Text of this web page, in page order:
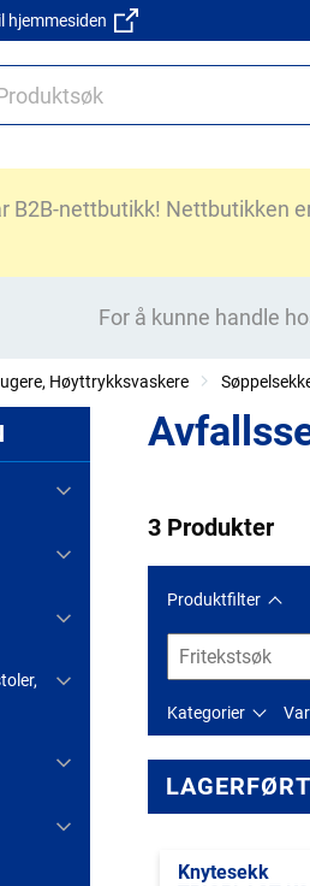
hjemmesiden
B2B-nettbutikk! Nettbutikken
For å kunne handle
Høyttrykksvaskere
3 Produkter
Produktfilter
Kategorier
Knytesekk